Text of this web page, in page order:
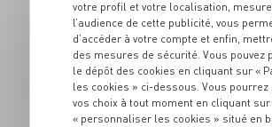
pommes et aux
oignons
4 pers. 30 min 40
votre profil et votre localisation,
l’audience de cette publicité, vous
d’accéder à votre compte et enfin,
des mesures de sécurité. Vous pouvez
le dépôt des cookies en cliquant sur «
les cookies » ci-dessous. Vous pourrez
vos choix à tout moment en cliquant
« personnaliser les cookies » situé en